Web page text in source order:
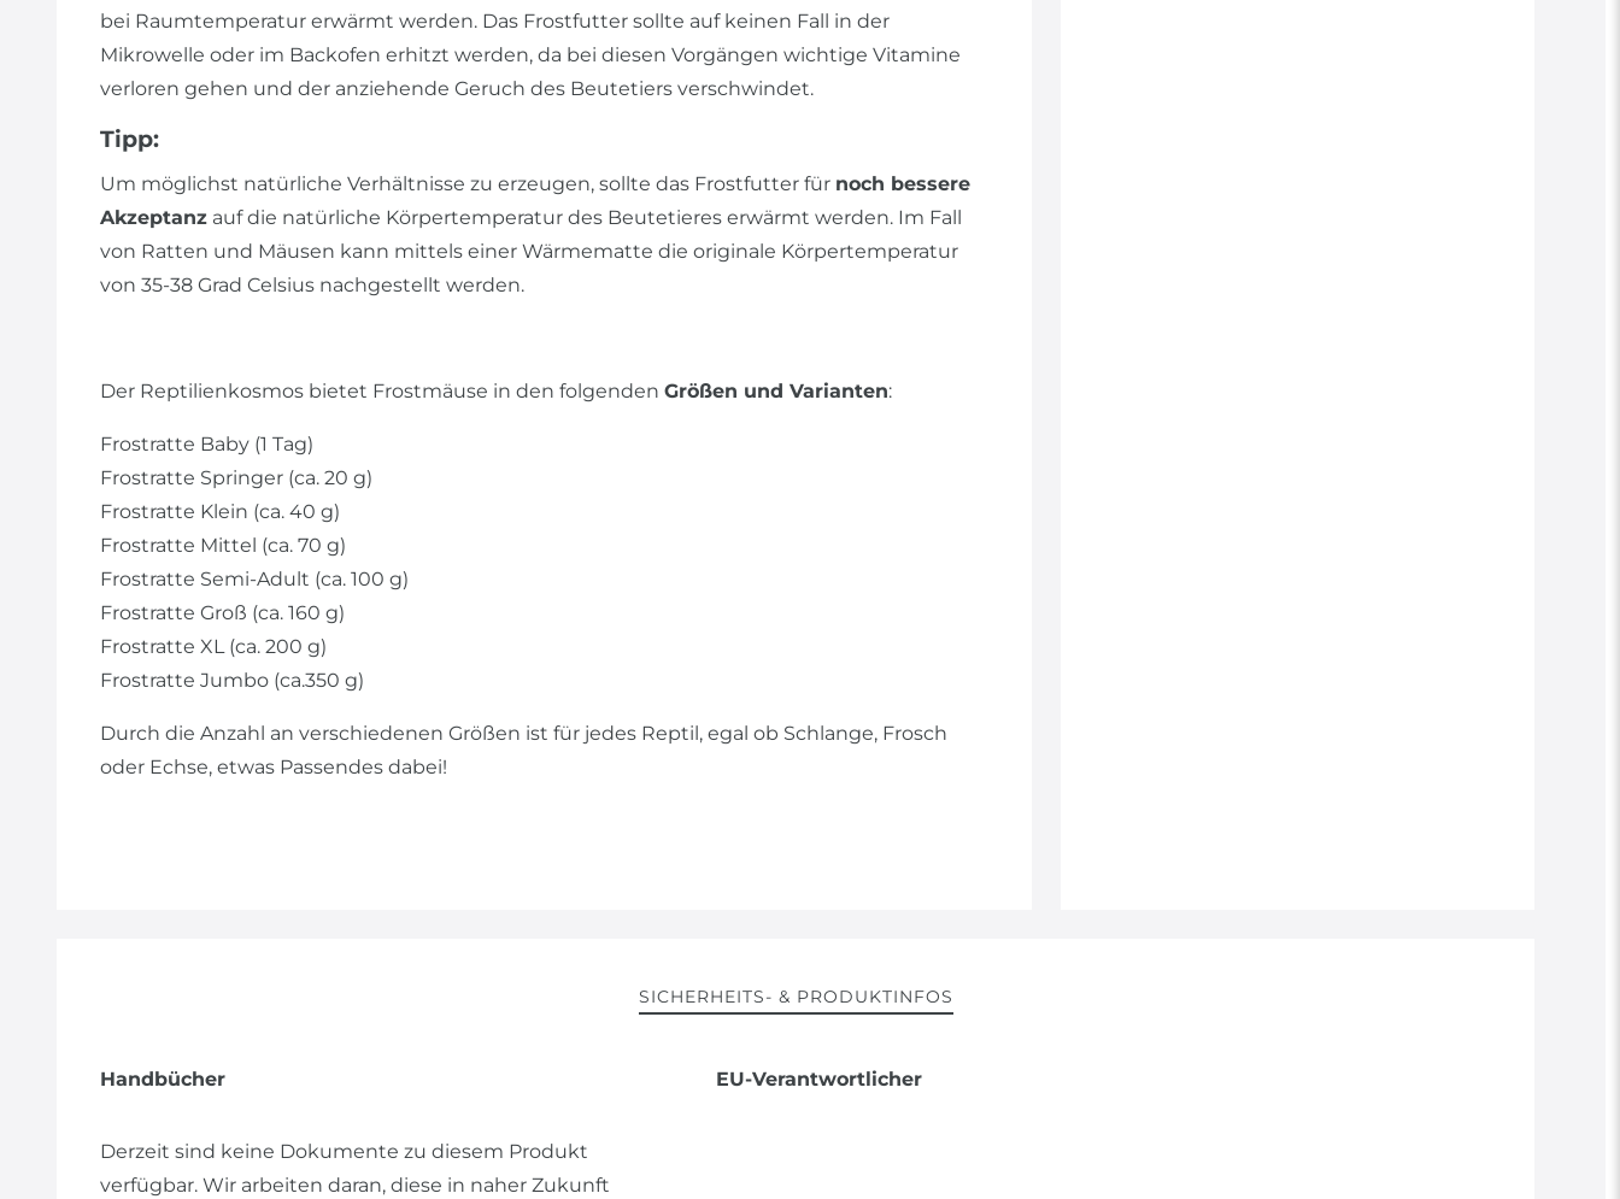
bei Raumtemperatur erwärmt werden. Das Frostfutter sollte auf keinen Fall in der
Mikrowelle oder im Backofen erhitzt werden, da bei diesen Vorgängen wichtige Vitamine
verloren gehen und der anziehende Geruch des Beutetiers verschwindet.
Tipp:
Um möglichst natürliche Verhältnisse zu erzeugen, sollte das Frostfutter für noch bessere
Akzeptanz auf die natürliche Körpertemperatur des Beutetieres erwärmt werden. Im Fall
von Ratten und Mäusen kann mittels einer Wärmematte die originale Körpertemperatur
von 35-38 Grad Celsius nachgestellt werden.
Der Reptilienkosmos bietet Frostmäuse in den folgenden Größen und Varianten:
Frostratte Baby (1 Tag)
Frostratte Springer (ca. 20 g)
Frostratte Klein (ca. 40 g)
Frostratte Mittel (ca. 70 g)
Frostratte Semi-Adult (ca. 100 g)
Frostratte Groß (ca. 160 g)
Frostratte XL (ca. 200 g)
Frostratte Jumbo (ca.350 g)
Durch die Anzahl an verschiedenen Größen ist für jedes Reptil, egal ob Schlange, Frosch
oder Echse, etwas Passendes dabei!
SICHERHEITS- & PRODUKTINFOS
Handbücher
Derzeit sind keine Dokumente zu diesem Produkt
verfügbar. Wir arbeiten daran, diese in naher Zukunft
EU-Verantwortlicher